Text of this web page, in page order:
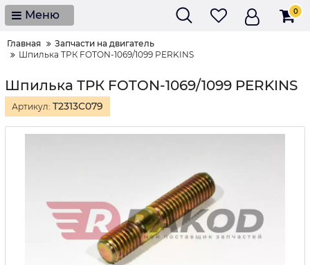
Меню 0
Главная
Запчасти на двигатель
Шпилька ТРК FOTON-1069/1099 PERKINS
Шпилька ТРК FOTON-1069/1099 PERKINS
Артикул: T2313C079